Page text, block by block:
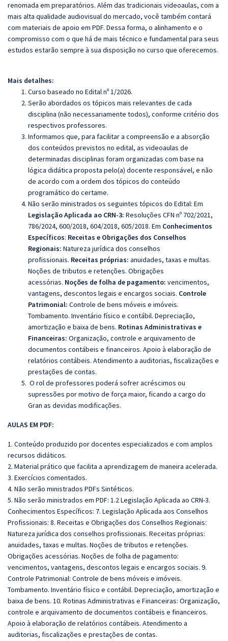
renomada em preparatórios. Além das tradicionais videoaulas, com a
mais alta qualidade audiovisual do mercado, você também contará
com materiais de apoio em PDF. Dessa forma, o alinhamento e o
compromisso com o que há de mais técnico e fundamental para seus
estudos estarão sempre à sua disposição no curso que oferecemos.
Mais detalhes:
Curso baseado no Edital nº 1/2026.
Serão abordados os tópicos mais relevantes de cada
disciplina (não necessariamente todos), conforme critério dos
respectivos professores.
Informamos que, para facilitar a compreensão e a absorção
dos conteúdos previstos no edital, as videoaulas de
determinadas disciplinas foram organizadas com base na
lógica didática proposta pelo(a) docente responsável, e não
de acordo com a ordem dos tópicos do conteúdo
programático do certame.
Não serão ministrados os seguintes tópicos do Edital: Em
Legislação Aplicada ao CRN-3: Resoluções CFN nº 702/2021,
786/2024, 600/2018, 604/2018, 605/2018. Em Conhecimentos
Específicos: Receitas e Obrigações dos Conselhos
Regionais: Natureza jurídica dos conselhos
profissionais. Receitas próprias: anuidades, taxas e multas.
Noções de tributos e retenções. Obrigações
acessórias. Noções de folha de pagamento: vencimentos,
vantagens, descontos legais e encargos sociais. Controle
Patrimonial: Controle de bens móveis e imóveis.
Tombamento. Inventário físico e contábil. Depreciação,
amortização e baixa de bens. Rotinas Administrativas e
Financeiras: Organização, controle e arquivamento de
documentos contábeis e financeiros. Apoio à elaboração de
relatórios contábeis. Atendimento a auditorias, fiscalizações e
prestações de contas.
O rol de professores poderá sofrer acréscimos ou
supressões por motivo de força maior, ficando a cargo do
Gran as devidas modificações.
AULAS EM PDF:
1. Conteúdo produzido por docentes especializados e com amplos
recursos didáticos.
2. Material prático que facilita a aprendizagem de maneira acelerada.
3. Exercícios comentados.
4. Não serão ministrados PDFs Sintéticos.
5. Não serão ministrados em PDF: 1.2 Legislação Aplicada ao CRN-3.
Conhecimentos Específicos: 7. Legislação Aplicada aos Conselhos
Profissionais: 8. Receitas e Obrigações dos Conselhos Regionais:
Natureza jurídica dos conselhos profissionais. Receitas próprias:
anuidades, taxas e multas. Noções de tributos e retenções.
Obrigações acessórias. Noções de folha de pagamento:
vencimentos, vantagens, descontos legais e encargos sociais. 9.
Controle Patrimonial: Controle de bens móveis e imóveis.
Tombamento. Inventário físico e contábil. Depreciação, amortização e
baixa de bens. 10. Rotinas Administrativas e Financeiras: Organização,
controle e arquivamento de documentos contábeis e financeiros.
Apoio à elaboração de relatórios contábeis. Atendimento a
auditorias, fiscalizações e prestações de contas.